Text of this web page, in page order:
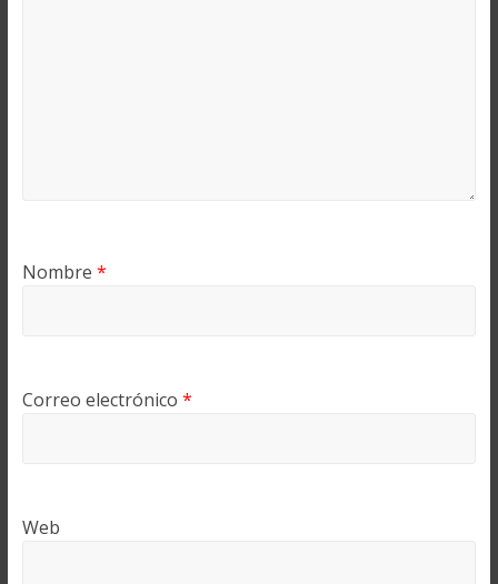
Nombre *
Correo electrónico *
Web